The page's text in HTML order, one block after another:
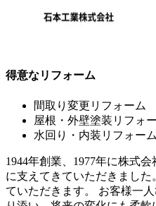
得意なリフォーム
間取り変更リフォーム
屋根・外壁塗装リフォ
水回り・内装リフォーム
1944年創業、1977年に株式
に支えてきていただきまし
ていただきます。 お客様一